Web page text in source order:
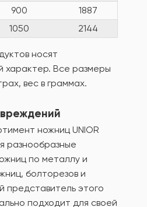
900
1887
1050 2144
носят
характер. Все размеры
вес в граммах.
ножниц UNIOR
разнообразные
по металлу и
болторезов и
представитель этого
подходит для своей